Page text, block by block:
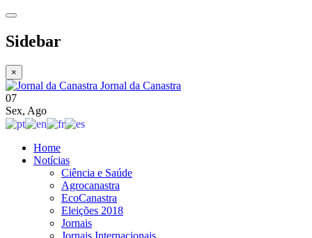
Sidebar
×
Jornal da Canastra
07
Sex, Ago
Home
Notícias
Ciência e Saúde
Agrocanastra
EcoCanastra
Eleições 2018
Jornais